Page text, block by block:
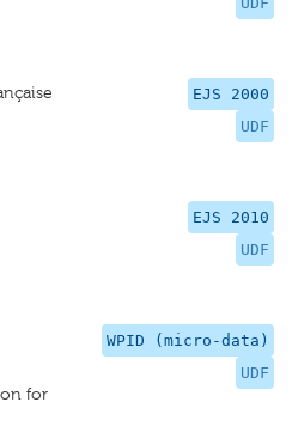
EJS 2000
UDF
EJS 2010
UDF
WPID (micro-data)
UDF
for